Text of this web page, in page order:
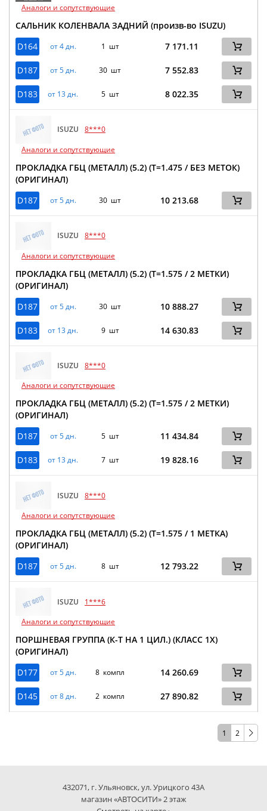
Аналоги и сопутствующие
САЛЬНИК КОЛЕНВАЛА ЗАДНИЙ (произв-во ISUZU)
D164
от 4 дн. 1 шт 7 171.11
D187 от 5 дн. 30 шт 7 552.83
D183 от 13 дн. 5 шт 8 022.35
ISUZU
8***0
Аналоги и сопутствующие
ПРОКЛАДКА ГБЦ (МЕТАЛЛ) (5.2) (Т=1.475 / БЕЗ МЕТОК)
(ОРИГИНАЛ)
D187
от 5 дн. 30 шт 10 213.68
ISUZU
8***0
Аналоги и сопутствующие
ПРОКЛАДКА ГБЦ (МЕТАЛЛ) (5.2) (Т=1.575 / 2 МЕТКИ)
(ОРИГИНАЛ)
D187
от 5 дн. 30 шт 10 888.27
D183 от 13 дн. 9 шт 14 630.83
ISUZU
8***0
Аналоги и сопутствующие
ПРОКЛАДКА ГБЦ (МЕТАЛЛ) (5.2) (Т=1.575 / 2 МЕТКИ)
(ОРИГИНАЛ)
D187
от 5 дн. 5 шт 11 434.84
D183 от 13 дн. 7 шт 19 828.16
ISUZU
8***0
Аналоги и сопутствующие
ПРОКЛАДКА ГБЦ (МЕТАЛЛ) (5.2) (Т=1.575 / 1 МЕТКА)
(ОРИГИНАЛ)
D187
от 5 дн. 8 шт 12 793.22
ISUZU
1***6
Аналоги и сопутствующие
ПОРШНЕВАЯ ГРУППА (К-Т НА 1 ЦИЛ.) (КЛАСС 1X)
(ОРИГИНАЛ)
D177
от 5 дн. 8 компл 14 260.69
D145 от 8 дн. 2 компл 27 890.82
1 2
432071, г. Ульяновск, ул. Урицкого 43А
магазин «АВТОСИТИ» 2 этаж